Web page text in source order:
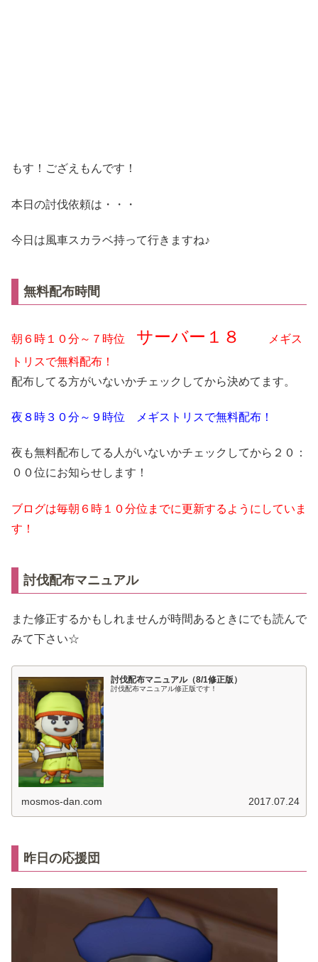
もす！ござえもんです！
本日の討伐依頼は・・・
今日は風車スカラベ持って行きますね♪
無料配布時間
朝６時１０分～７時位 サーバー１８
メギス
トリスで無料配布！
配布してる方がいないかチェックしてから決めてます。
夜８時３０分～９時位 メギストリスで無料配布！
夜も無料配布してる人がいないかチェックしてから２０：
００位にお知らせします！
ブログは毎朝６時１０分位までに更新するようにしていま
す！
討伐配布マニュアル
また修正するかもしれませんが時間あるときにでも読んで
みて下さい☆
討伐配布マニュアル（8/1修正版）
討伐配布マニュアル修正版です！
mosmos-dan.com 2017.07.24
昨日の応援団